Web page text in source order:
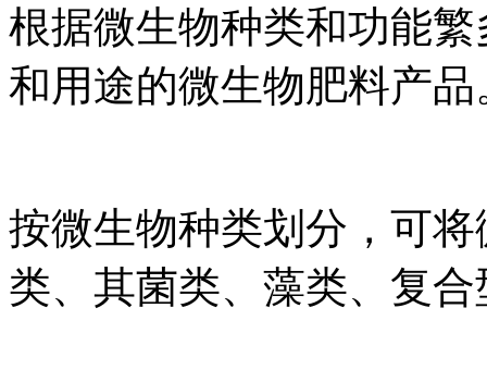
根据微生物种类和功能
和用途的微生物肥料产品
按微生物种类划分，可
类、其菌类、藻类、复